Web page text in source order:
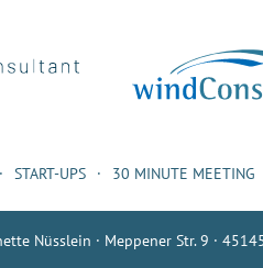
START-UPS 30 MINUTE MEETING
Nüsslein · Meppener Str. 9 ·